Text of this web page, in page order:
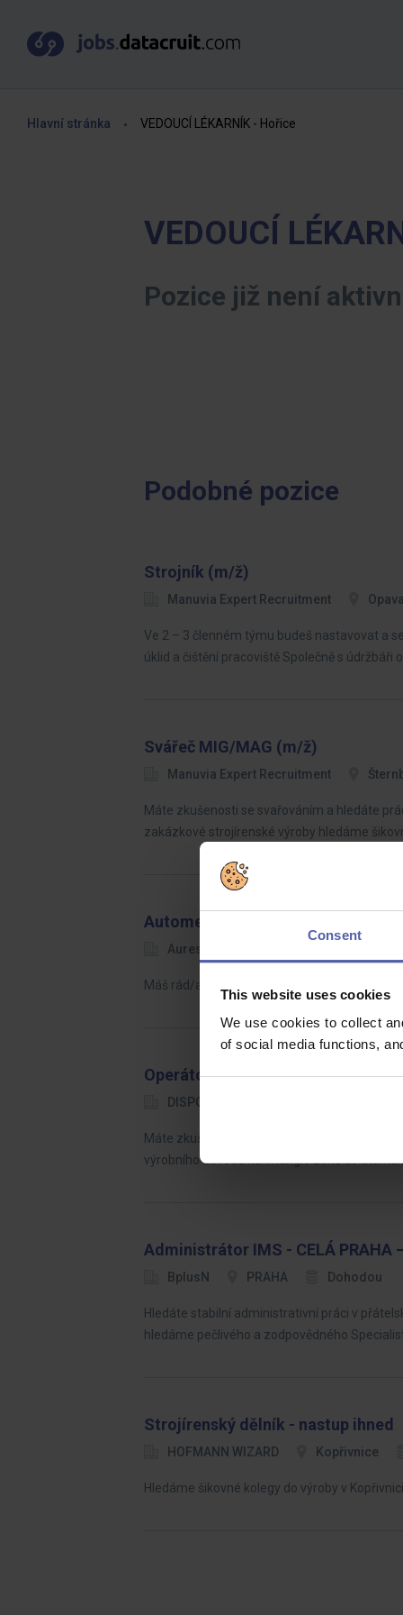
Consent
This website uses cookies
We use cookies to collect
of social media functions,
Hlavní stránka VEDOUCÍ LÉKARNÍK - Hořice
VEDOUCÍ
Pozice již není
Podobné pozice
Strojník (m/ž)
Manuvia Expert Recruitment
Ve 2 – 3 členném týmu budeš nastavovat a
úklid a čištění pracoviště Společně s údržbáři
Svářeč MIG/MAG (m/ž)
Manuvia Expert Recruitment
Máte zkušenosti se svařováním a hledáte
zakázkové strojírenské výroby hledáme
Automechanik/Automechanička
Aures
Máš rád/a/rada autá, rád/rada ich
Operátor výroby - třísměnný
DISPONERO
Máte zkušenosti z výrobního prostředí a
výrobního závodu na Triangle zóně do
Administrátor IMS - CELÁ PRAHA
BplusN PRAHA Dohodou
Hledáte stabilní administrativní práci v
hledáme pečlivého a zodpovědného
Strojírenský dělník - nastup ihned
HOFMANN WIZARD Kopřivnice
Hledáme šikovné kolegy do výroby v